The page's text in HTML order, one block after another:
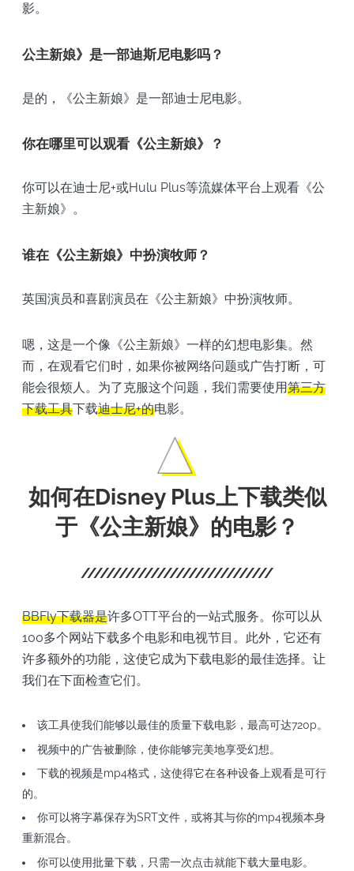
影。
公主新娘》是一部迪斯尼电影吗？
是的，《公主新娘》是一部迪士尼电影。
你在哪里可以观看《公主新娘》？
你可以在迪士尼+或Hulu Plus等流媒体平台上观看《公
主新娘》。
谁在《公主新娘》中扮演牧师？
英国演员和喜剧演员在《公主新娘》中扮演牧师。
嗯，这是一个像《公主新娘》一样的幻想电影集。然
而，在观看它们时，如果你被网络问题或广告打断，可
能会很烦人。为了克服这个问题，我们需要使用第三方
下载工具下载迪士尼+的电影。
如何在Disney Plus上下载类似
于《公主新娘》的电影？
BBFly下载器是许多OTT平台的一站式服务。你可以从
100多个网站下载多个电影和电视节目。此外，它还有
许多额外的功能，这使它成为下载电影的最佳选择。让
我们在下面检查它们。
该工具使我们能够以最佳的质量下载电影，最高可达720p。
视频中的广告被删除，使你能够完美地享受幻想。
下载的视频是mp4格式，这使得它在各种设备上观看是可行
的。
你可以将字幕保存为SRT文件，或将其与你的mp4视频本身
重新混合。
你可以使用批量下载，只需一次点击就能下载大量电影。